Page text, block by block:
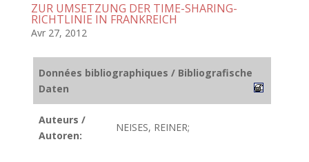
ZUR UMSETZUNG DER TIME-SHARING-
RICHTLINIE IN FRANKREICH
Avr 27, 2012
Données bibliographiques / Bibliografische
Daten
Auteurs /
Autoren:
NEISES, REINER;